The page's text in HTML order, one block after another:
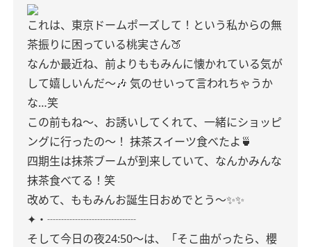
これは、東京ドームポーズして！という私からの無
茶振りに困っている桃実さん🍑
なんか最近ね、前よりももみんに懐かれている気が
して嬉しいんだ〜🎶 気のせいって言われちゃうか
な…笑
この前もね〜、お誘いしてくれて、一緒にショッピ
ングに行ったの〜！ 抹茶スイーツ食べたよ🍵
四期生は抹茶ブームが到来していて、なんかみんな
抹茶食べてる！笑
改めて、ももみんお誕生日おめでとう〜✨✨
✦・┈┈┈┈┈┈┈┈
そして今日の夜24:50〜は、「そこ曲がったら、櫻